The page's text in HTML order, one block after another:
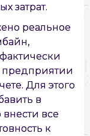
затрат.
реальное
предприятии
Для этого
в
все
к